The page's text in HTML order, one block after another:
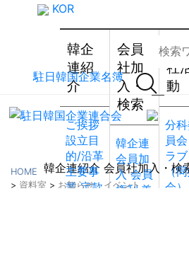
韓企
連紹
介
ご挨拶
設立目
的/沿革
主要事
業 定款
会員
社加
入・
検索
韓企連
会員加
入 会員
権利·義
会
社
動
分
員会
ラブ
（
会）
駐日韓国企業名簿
KOR
韓企連紹介 会員社加入・検
HOME
> 資料室 > お知らせ・イベント